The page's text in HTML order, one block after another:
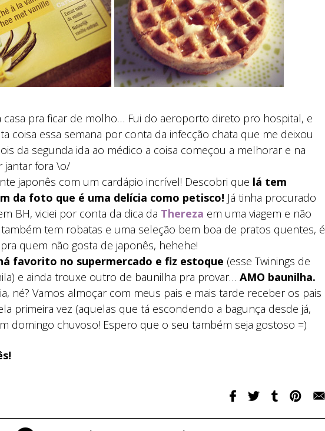
casa pra ficar de molho… Fui do aeroporto direto pro hospital, e
coisa essa semana por conta da infecção chata que me deixou
da segunda ida ao médico a coisa começou a melhorar e na
jantar fora \o/
japonês com um cardápio incrível! Descobri que lá tem
da foto que é uma delícia como petisco! Já tinha procurado
BH, viciei por conta da dica da Thereza em uma viagem e não
também tem robatas e uma seleção bem boa de pratos quentes, é
quem não gosta de japonês, hehehe!
favorito no supermercado e fiz estoque (esse Twinings de
e ainda trouxe outro de baunilha pra provar… AMO baunilha.
né? Vamos almoçar com meus pais e mais tarde receber os pais
primeira vez (aquelas que tá escondendo a bagunça desde já,
domingo chuvoso! Espero que o seu também seja gostoso =)